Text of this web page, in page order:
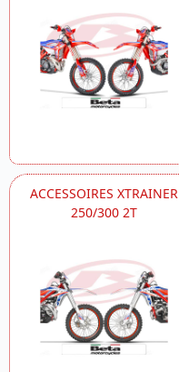
ACCESSOIRES XTRAINER
250/300 2T